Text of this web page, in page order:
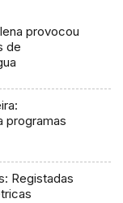
provocou
de
programas
Registadas